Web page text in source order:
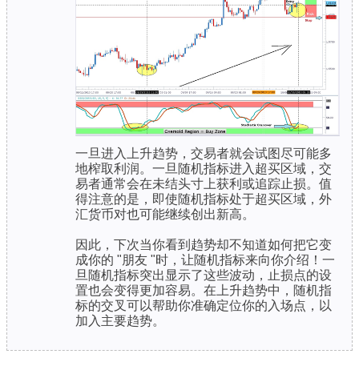
一旦进入上升趋势，交易者就会试图尽可能多
地榨取利润。一旦随机指标进入超买区域，交
易者通常会在未结头寸上获利或追踪止损。值
得注意的是，即使随机指标处于超买区域，外
汇货币对也可能继续创出新高。
因此，下次当你看到趋势却不知道如何把它变
成你的 "朋友 "时，让随机指标来向你介绍！一
旦随机指标突出显示了这些波动，止损点的设
置也会变得更加容易。在上升趋势中，随机指
标的交叉可以帮助你准确定位你的入场点，以
加入主要趋势。